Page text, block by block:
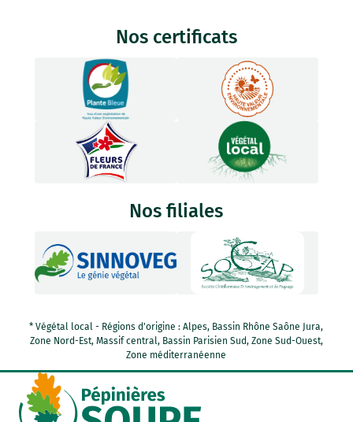
Nos certificats
Nos filiales
* Végétal local - Régions d'origine : Alpes, Bassin Rhône Saône Jura,
Zone Nord-Est, Massif central, Bassin Parisien Sud, Zone Sud-Ouest,
Zone méditerranéenne